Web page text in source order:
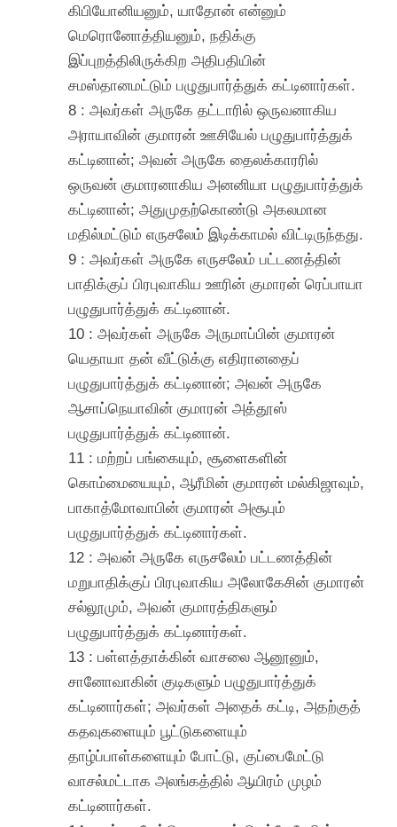
கிபியோனியனும், யாதோன் என்னும்
மெரொனோத்தியனும், நதிக்கு
இப்புறத்திலிருக்கிற அதிபதியின்
சமஸ்தானமட்டும் பழுதுபார்த்துக் கட்டினார்கள்.
8 : அவர்கள் அருகே தட்டாரில் ஒருவனாகிய
அராயாவின் குமாரன் ஊசியேல் பழுதுபார்த்துக்
கட்டினான்; அவன் அருகே தைலக்காரரில்
ஒருவன் குமாரனாகிய அனனியா பழுதுபார்த்துக்
கட்டினான்; அதுமுதற்கொண்டு அகலமான
மதில்மட்டும் எருசலேம் இடிக்காமல் விட்டிருந்தது.
9 : அவர்கள் அருகே எருசலேம் பட்டணத்தின்
பாதிக்குப் பிரபுவாகிய ஊரின் குமாரன் ரெப்பாயா
பழுதுபார்த்துக் கட்டினான்.
10 : அவர்கள் அருகே அருமாப்பின் குமாரன்
யெதாயா தன் வீட்டுக்கு எதிரானதைப்
பழுதுபார்த்துக் கட்டினான்; அவன் அருகே
ஆசாப்நெயாவின் குமாரன் அத்தூஸ்
பழுதுபார்த்துக் கட்டினான்.
11 : மற்றப் பங்கையும், சூளைகளின்
கொம்மையையும், ஆரீமின் குமாரன் மல்கிஜாவும்,
பாகாத்மோவாபின் குமாரன் அசூபும்
பழுதுபார்த்துக் கட்டினார்கள்.
12 : அவன் அருகே எருசலேம் பட்டணத்தின்
மறுபாதிக்குப் பிரபுவாகிய அலோகேசின் குமாரன்
சல்லூமும், அவன் குமாரத்திகளும்
பழுதுபார்த்துக் கட்டினார்கள்.
13 : பள்ளத்தாக்கின் வாசலை ஆனூனும்,
சானோவாகின் குடிகளும் பழுதுபார்த்துக்
கட்டினார்கள்; அவர்கள் அதைக் கட்டி, அதற்குத்
கதவுகளையும் பூட்டுகளையும்
தாழ்ப்பாள்களையும் போட்டு, குப்பைமேட்டு
வாசல்மட்டாக அலங்கத்தில் ஆயிரம் முழம்
கட்டினார்கள்.